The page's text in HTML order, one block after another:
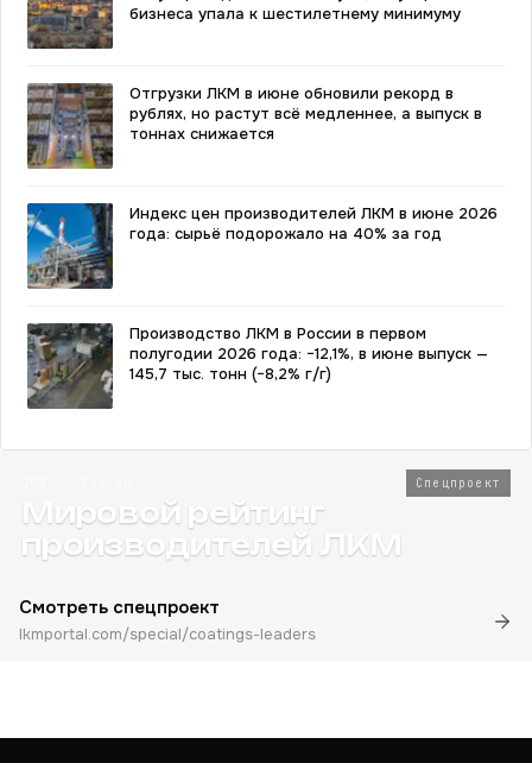
бизнеса упала к шестилетнему минимуму
Отгрузки ЛКМ в июне обновили рекорд в
рублях, но растут всё медленнее, а выпуск в
тоннах снижается
Индекс цен производителей ЛКМ в июне 2026
года: сырьё подорожало на 40% за год
Производство ЛКМ в России в первом
полугодии 2026 года: −12,1%, в июне выпуск —
145,7 тыс. тонн (−8,2% г/г)
Спецпроект
Мировой рейтинг
производителей ЛКМ
Смотреть спецпроект
lkmportal.com/special/coatings-leaders